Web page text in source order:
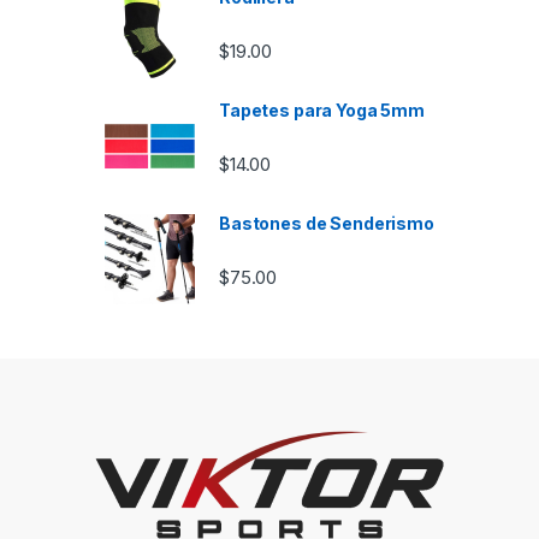
$19.00
Tapetes para Yoga 5mm
$14.00
Bastones de Senderismo
$75.00